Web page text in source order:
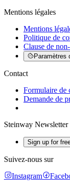
Mentions légales
Mentions
Politique de
Clause de
Paramètres
Contact
Formulaire de
Demande de
Steinway Newsletter
Sign up for
Suivez-nous sur
Instagram